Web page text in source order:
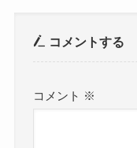
コメントする
コメント ※